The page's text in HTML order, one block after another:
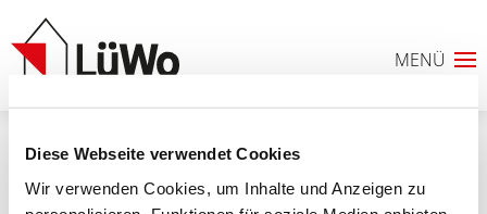
Diese Webseite verwendet Cookies
Wir verwenden Cookies, um Inhalte und Anzeigen zu
erfolgsgeschichten_familie_hallmann_2